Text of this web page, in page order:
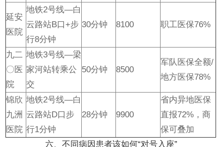
延安
医院
地铁2号线—白
云路站B口+步
行8分钟
30分钟 8100 职工医保76%
九二
〇医
院
地铁3号线—梁
家河站转乘公
交
50分钟 8500
军队医保全额/
地方医保78%
锦欣
九洲
医院
地铁2号线—白
云路站D口步
行1分钟
28分钟 9900
省内异地医保
直报72%，商
保可叠加
六、不同病因患者该如何“对号入座”